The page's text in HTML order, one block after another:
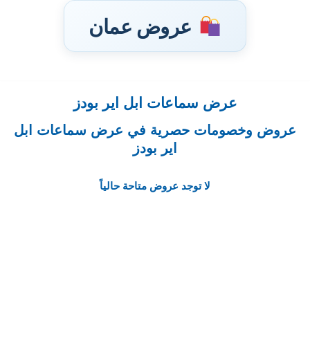
عروض عمان
إلى
عرض سماعات ابل اير بودز
عروض وخصومات حصرية في عرض سماعات ابل
اير بودز
لا توجد عروض متاحة حالياً